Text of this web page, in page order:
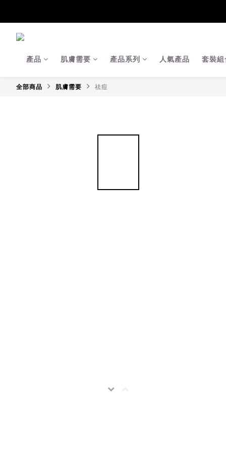
產品 肌膚需要 產品系列 人氣產品 套裝組
全部商品 肌膚需要 祛痘